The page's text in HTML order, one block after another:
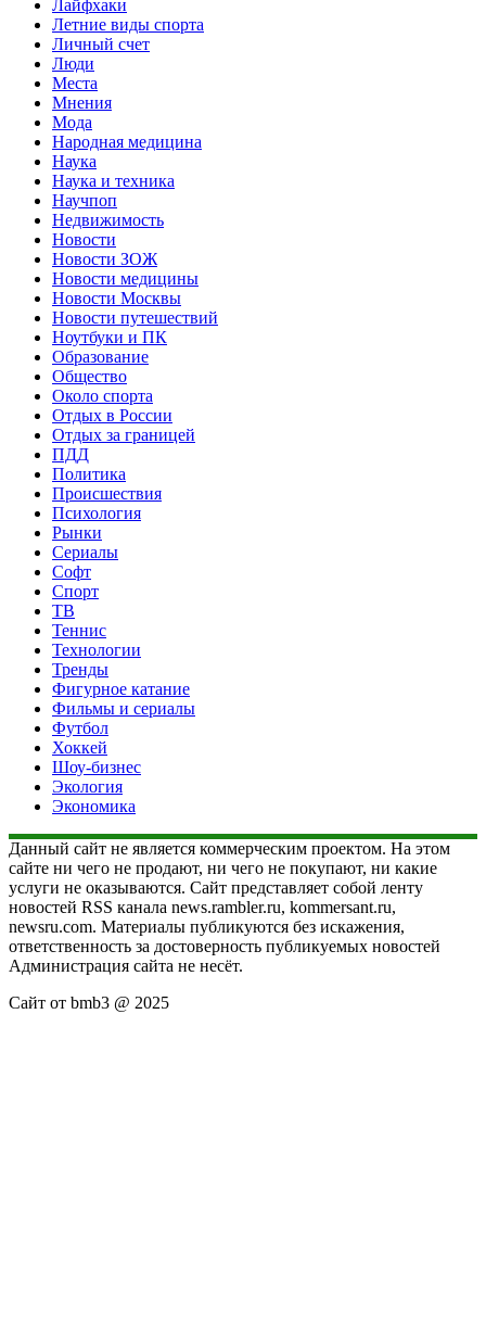
Лайфхаки
Летние виды спорта
Личный счет
Люди
Места
Мнения
Мода
Народная медицина
Наука
Наука и техника
Научпоп
Недвижимость
Новости
Новости ЗОЖ
Новости медицины
Новости Москвы
Новости путешествий
Ноутбуки и ПК
Образование
Общество
Около спорта
Отдых в России
Отдых за границей
ПДД
Политика
Происшествия
Психология
Рынки
Сериалы
Софт
Спорт
ТВ
Теннис
Технологии
Тренды
Фигурное катание
Фильмы и сериалы
Футбол
Хоккей
Шоу-бизнес
Экология
Экономика
Данный сайт не является коммерческим проектом. На этом
сайте ни чего не продают, ни чего не покупают, ни какие
услуги не оказываются. Сайт представляет собой ленту
новостей RSS канала news.rambler.ru, kommersant.ru,
newsru.com. Материалы публикуются без искажения,
ответственность за достоверность публикуемых новостей
Администрация сайта не несёт.
Сайт от bmb3 @ 2025